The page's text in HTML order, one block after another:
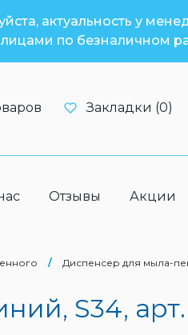
актуальность у
по безналичном
Закладки (0)
Отзывы Акции
/ Диспенсер для мыла-
S34, арт.